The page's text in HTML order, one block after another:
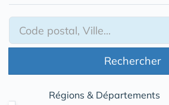
Rechercher
Régions & Départements